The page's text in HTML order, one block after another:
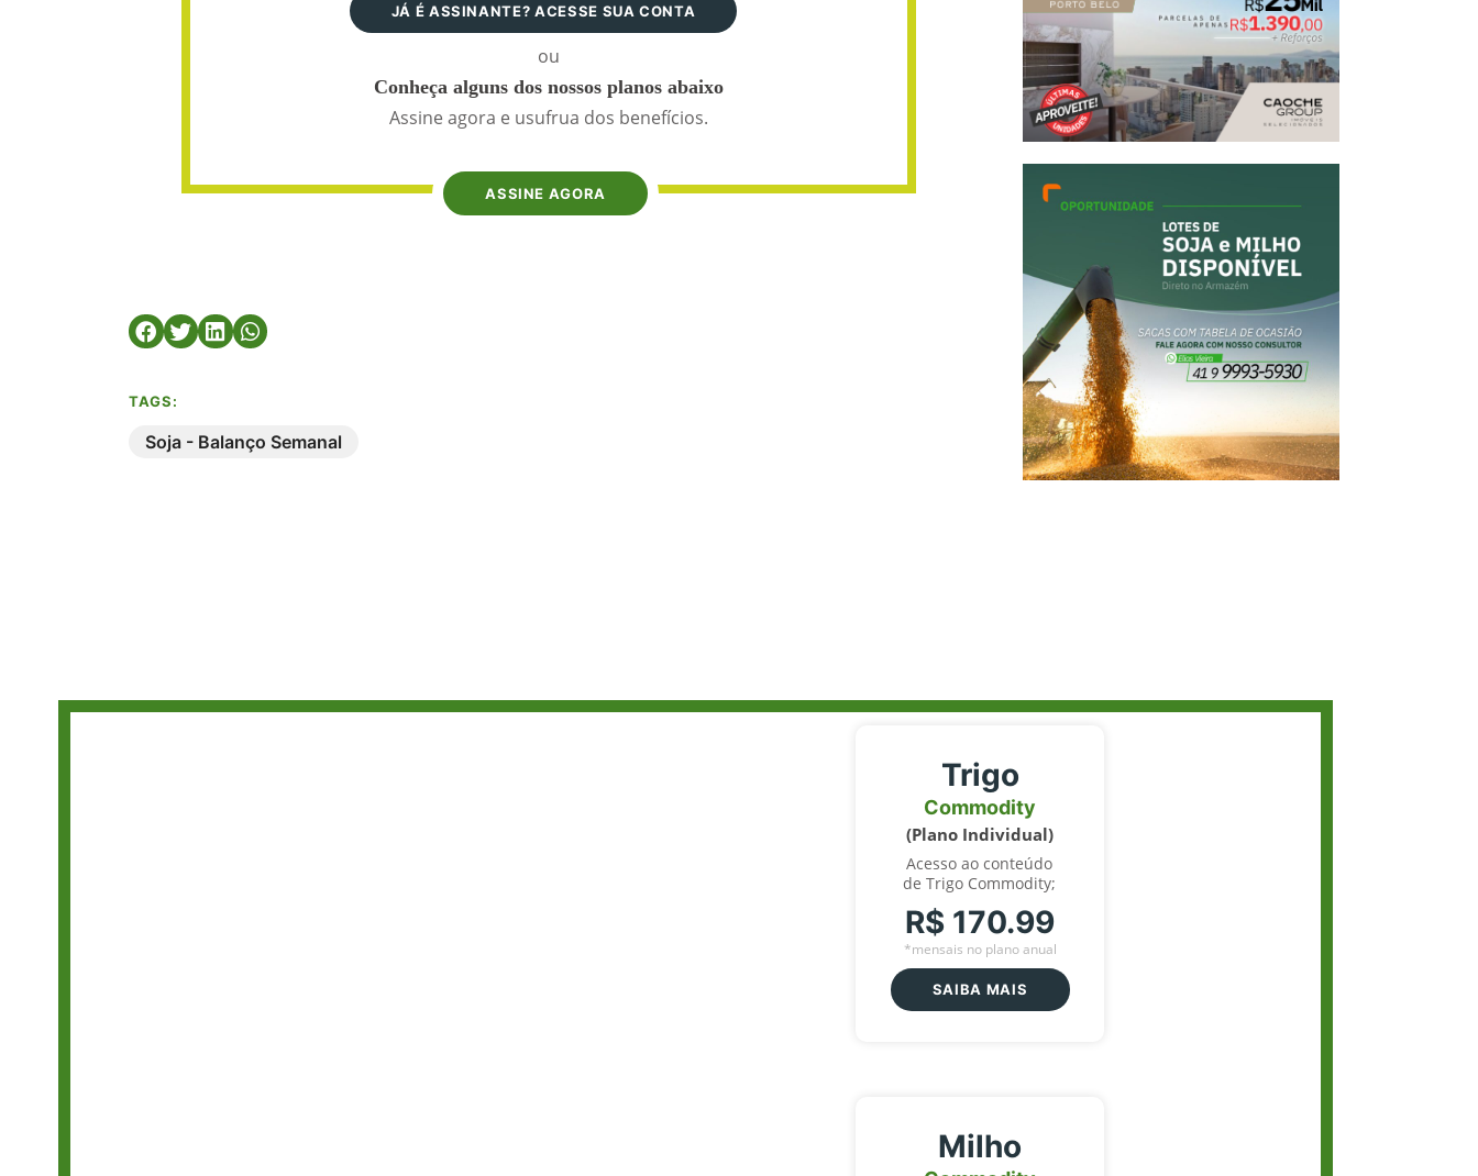
JÁ É ASSINANTE? ACESSE SUA CONTA
ou
Conheça alguns dos nossos planos abaixo
Assine agora e usufrua dos benefícios.
ASSINE AGORA
TAGS:
Soja - Balanço Semanal
Trigo
Commodity
(Plano Individual)
Acesso ao conteúdo
de Trigo Commodity;
R$ 170.99
*mensais no plano anual
SAIBA MAIS
Milho